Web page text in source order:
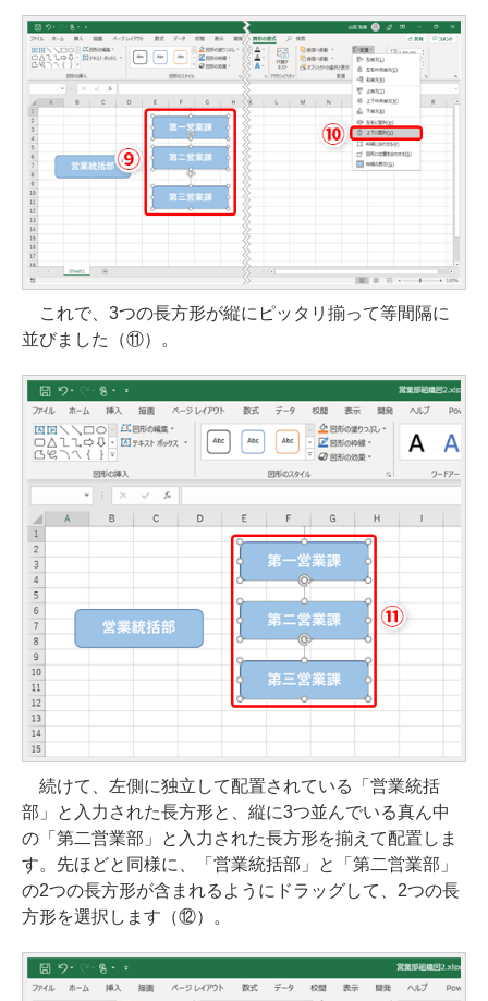
これで、3つの長方形が縦にピッタリ揃って等間隔に
並びました（⑪）。
続けて、左側に独立して配置されている「営業統括
部」と入力された長方形と、縦に3つ並んでいる真ん中
の「第二営業部」と入力された長方形を揃えて配置しま
す。先ほどと同様に、「営業統括部」と「第二営業部」
の2つの長方形が含まれるようにドラッグして、2つの長
方形を選択します（⑫）。